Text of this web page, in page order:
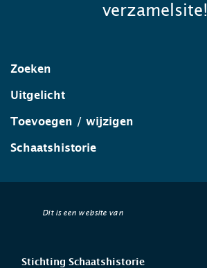
verzamelsite!
Zoeken
Uitgelicht
Toevoegen / wijzigen
Schaatshistorie
Dit is een website van
Stichting Schaatshistorie